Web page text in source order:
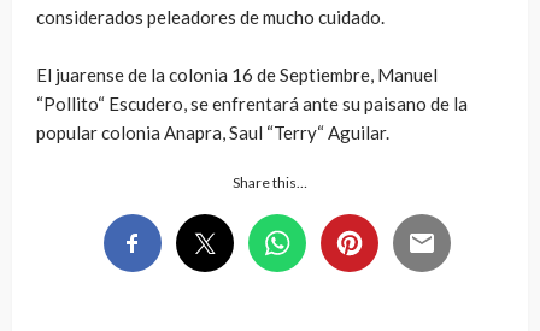
considerados peleadores de mucho cuidado.
El juarense de la colonia 16 de Septiembre, Manuel
“Pollito“ Escudero, se enfrentará ante su paisano de la
popular colonia Anapra, Saul “Terry“ Aguilar.
Share this…